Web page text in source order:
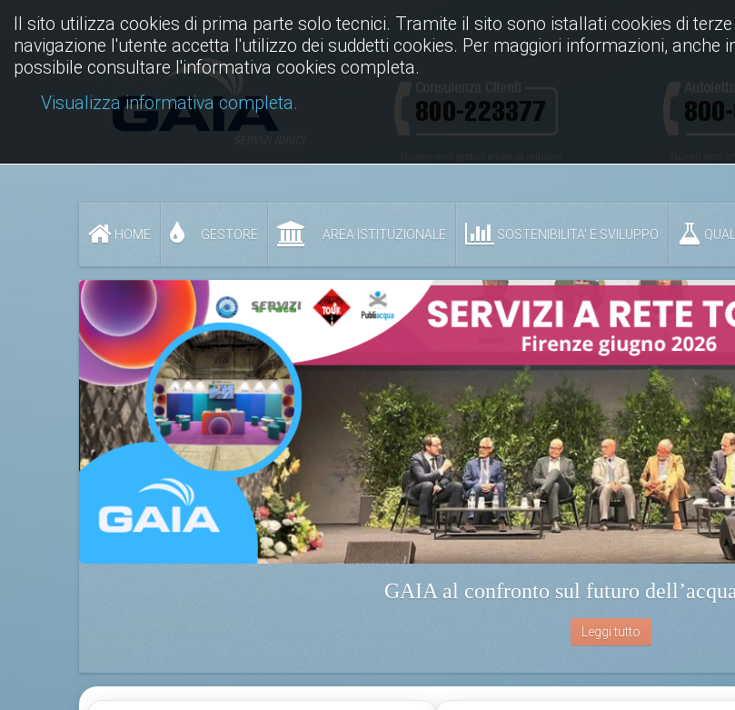
HOME GESTORE AREA ISTITUZIONALE SOSTENIBILITA' E SVILUPPO
GAIA al confronto sul futuro
Leggi tutto
Il sito utilizza cookies di prima parte solo tecnici. Tramite il sito sono istallati cookies di
navigazione l'utente accetta l'utilizzo dei suddetti cookies. Per maggiori informazioni, anche
possibile consultare l'informativa cookies completa.
Visualizza informativa completa.